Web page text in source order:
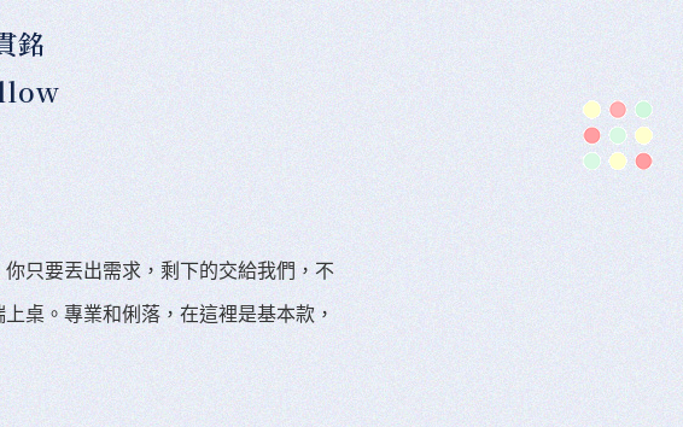
銘
只要丟出需求，剩下的交給我們，不
桌。專業和俐落，在這裡是基本款，